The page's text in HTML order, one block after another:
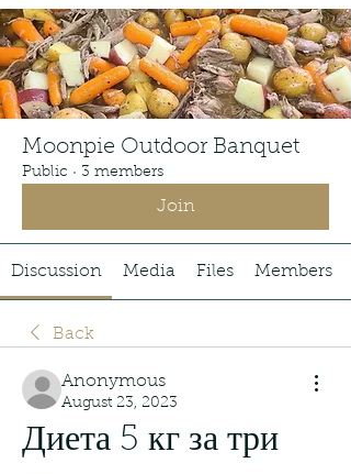
Moonpie Outdoor Banquet
Public · 3 members
Join
Discussion Media Files Members
Back
Anonymous
August 23, 2023
Диета 5 кг за три